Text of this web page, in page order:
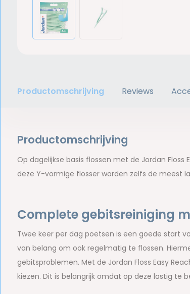
Productomschrijving Reviews
Productomschrijving
Op dagelijkse basis flossen met de Jordan
deze Y-vormige flosser worden zelfs de meest
Complete gebitsreiniging
Twee keer per dag poetsen is een goede start
van belang om ook regelmatig te flossen.
gebitsproblemen. Met de Jordan Floss Easy
kiezen. Dit is belangrijk omdat op deze lastig te